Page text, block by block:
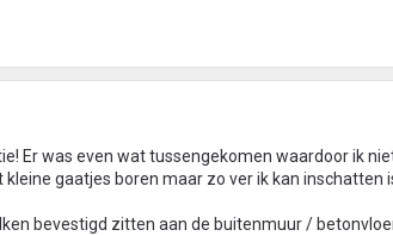
Er was even wat tussengekomen waardoor ik
gaatjes boren maar zo ver ik kan inschatten
bevestigd zitten aan de buitenmuur /